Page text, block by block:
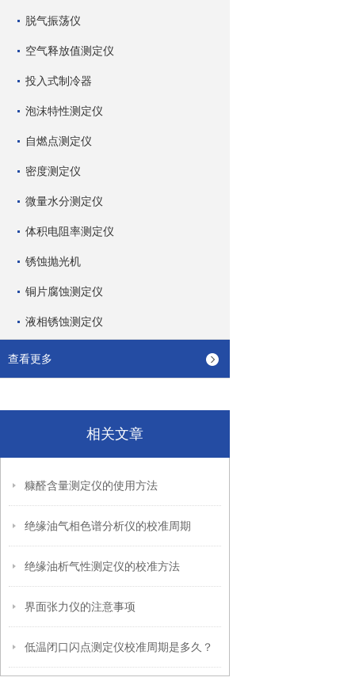
脱气振荡仪
空气释放值测定仪
投入式制冷器
泡沫特性测定仪
自燃点测定仪
密度测定仪
微量水分测定仪
体积电阻率测定仪
锈蚀抛光机
铜片腐蚀测定仪
液相锈蚀测定仪
查看更多
相关文章
糠醛含量测定仪的使用方法
绝缘油气相色谱分析仪的校准周期
绝缘油析气性测定仪的校准方法
界面张力仪的注意事项
低温闭口闪点测定仪校准周期是多久？